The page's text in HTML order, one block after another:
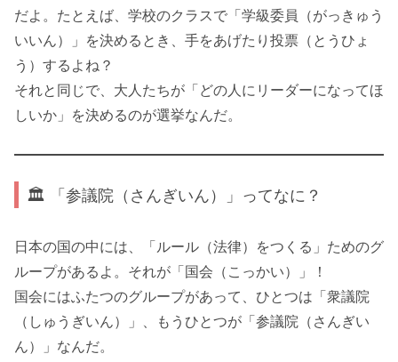
だよ。たとえば、学校のクラスで「学級委員（がっきゅう
いいん）」を決めるとき、手をあげたり投票（とうひょ
う）するよね？
それと同じで、大人たちが「どの人にリーダーになってほ
しいか」を決めるのが選挙なんだ。
🏛️ 「参議院（さんぎいん）」ってなに？
日本の国の中には、「ルール（法律）をつくる」ためのグ
ループがあるよ。それが「国会（こっかい）」！
国会にはふたつのグループがあって、ひとつは「衆議院
（しゅうぎいん）」、もうひとつが「参議院（さんぎい
ん）」なんだ。